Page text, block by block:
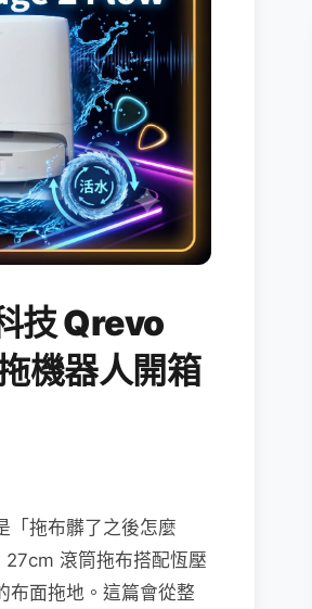
技 Qrevo
機器人開箱
「拖布髒了之後怎麼
滾筒拖布搭配恆壓
布面拖地。這篇會從整